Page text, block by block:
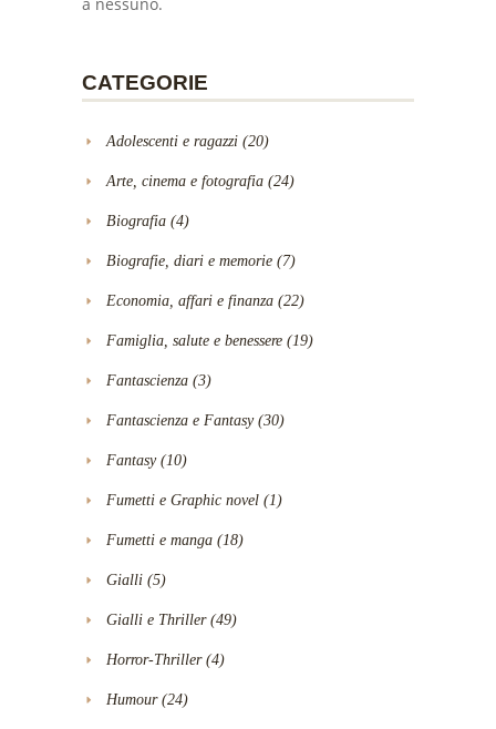
CATEGORIE
Adolescenti e ragazzi (20)
Arte, cinema e fotografia (24)
Biografia (4)
Biografie, diari e memorie (7)
Economia, affari e finanza (22)
Famiglia, salute e benessere (19)
Fantascienza (3)
Fantascienza e Fantasy(30)
Fantasy(10)
Fumetti e Graphic novel (1)
Fumetti e manga (18)
Gialli (5)
Gialli e Thriller(49)
Horror-Thriller(4)
Humour(24)